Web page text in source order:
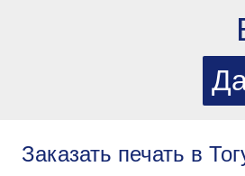
Заказать печать в